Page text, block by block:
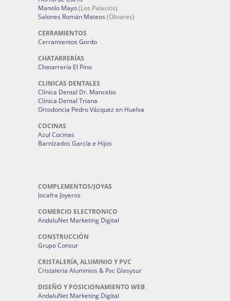
Manolo Mayo(Los Palacios)
Salones Román Mateos (Olivares)
CERRAMIENTOS
Cerramientos Gordo
CHATARRERÍAS
Chatarrería El Pino
CLINICAS DENTALES
Clínica Dental Dr. Mancebo
Clínica Dental Triana
Ortodoncia Pedro Vázquez en Huelva
COCINAS
Azul Cocinas
Barnizados García e Hijos
COMPLEMENTOS/JOYAS
Jocafra Joyeros
COMERCIO ELECTRONICO
AndaluNet Marketing Digital
CONSTRUCCIÓN
Grupo Consur
CRISTALERÍA, ALUMINIO Y PVC
Cristaleria Aluminios & Pvc Glasysur
DISEÑO Y POSICIONAMIENTO WEB
AndaluNet Marketing Digital